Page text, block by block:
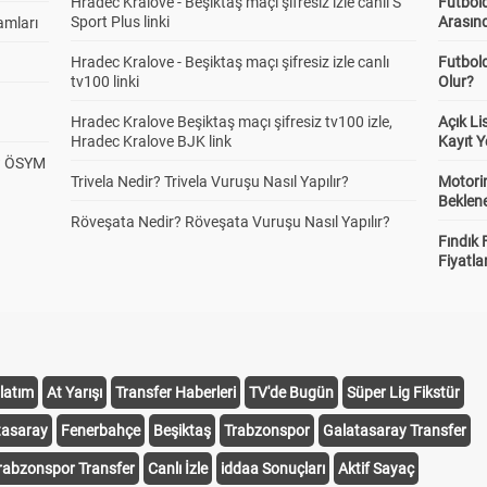
Sport Plus linki
Hradec Kralove - Beşiktaş maçı şifresiz izle canlı
tv100 linki
Hradec Kralove Beşiktaş maçı şifresiz tv100 izle,
Hradec Kralove BJK link
Trivela Nedir? Trivela Vuruşu Nasıl Yapılır?
Röveşata Nedir? Röveşata Vuruşu Nasıl Yapılır?
Olur?
Açık
Kayıt
Fındık
At Yarışı Transfer Haberleri TV'de Bugün Süper Lig Fikstür
Fenerbahçe Beşiktaş Trabzonspor Galatasaray Transfer
Transfer Canlı İzle iddaa Sonuçları Aktif Sayaç